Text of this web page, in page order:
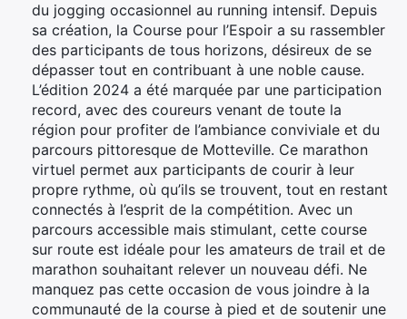
du jogging occasionnel au running intensif. Depuis
sa création, la Course pour l’Espoir a su rassembler
des participants de tous horizons, désireux de se
dépasser tout en contribuant à une noble cause.
L’édition 2024 a été marquée par une participation
record, avec des coureurs venant de toute la
région pour profiter de l’ambiance conviviale et du
parcours pittoresque de Motteville. Ce marathon
virtuel permet aux participants de courir à leur
propre rythme, où qu’ils se trouvent, tout en restant
connectés à l’esprit de la compétition. Avec un
parcours accessible mais stimulant, cette course
sur route est idéale pour les amateurs de trail et de
marathon souhaitant relever un nouveau défi. Ne
manquez pas cette occasion de vous joindre à la
communauté de la course à pied et de soutenir une